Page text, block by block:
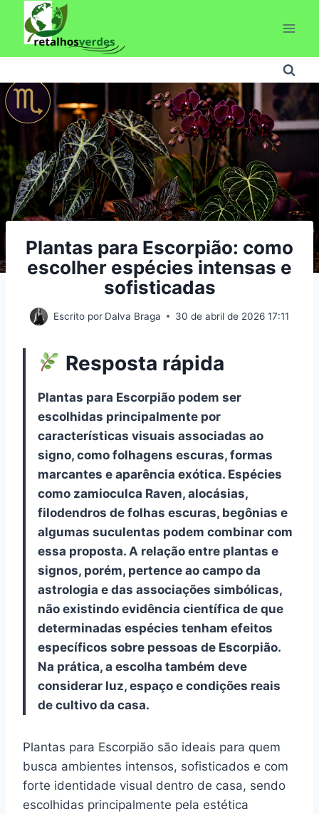
para
Plantas para Escorpião: como
escolher espécies intensas e
sofisticadas
Escrito por Dalva Braga 30 de abril de 2026 17:11
Resposta rápida
Plantas para Escorpião podem ser
escolhidas principalmente por
características visuais associadas ao
signo, como folhagens escuras, formas
marcantes e aparência exótica. Espécies
como zamioculca Raven, alocásias,
filodendros de folhas escuras, begônias e
algumas suculentas podem combinar com
essa proposta. A relação entre plantas e
signos, porém, pertence ao campo da
astrologia e das associações simbólicas,
não existindo evidência científica de que
determinadas espécies tenham efeitos
específicos sobre pessoas de Escorpião.
Na prática, a escolha também deve
considerar luz, espaço e condições reais
de cultivo da casa.
Plantas para Escorpião são ideais para quem
busca ambientes intensos, sofisticados e com
forte identidade visual dentro de casa, sendo
escolhidas principalmente pela estética